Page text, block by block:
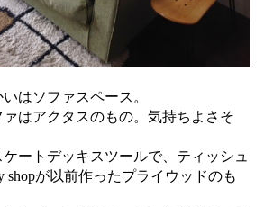
はソファスペース。
はアクタスのもの。気持ちよさそ
ートデッキスツールで、ティッシュ
shopが以前作ったプライウッドのも